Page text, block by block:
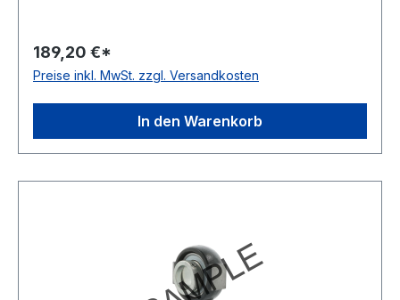
189,20 €*
Preise inkl. MwSt. zzgl. Versandkosten
In den Warenkorb